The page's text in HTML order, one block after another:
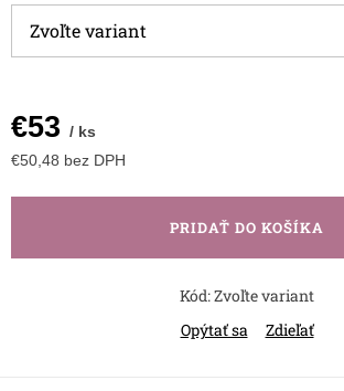
€53 / ks
€50,48 bez DPH
cena:
PRIDAŤ DO KOŠÍKA
Kód:Zvoľte variant
Opýtať sa
Zdieľať